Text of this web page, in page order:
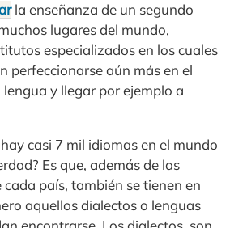
la enseñanza de un segundo
lugares del mundo,
especializados en los cuales
perfeccionarse aún más en el
y llegar por ejemplo a
casi 7 mil idiomas en el mundo
Es que, además de las
país, también se tienen en
aquellos dialectos o lenguas